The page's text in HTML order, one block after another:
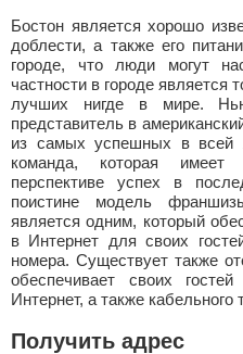
Бостон является хорошо
доблести, а также его
городе, что люди могут
частности в городе является
лучших нигде в мире.
представитель в
из самых успешных в всей
команда, которая
перспективе успех в
поистине модель
является одним, который
в Интернет для своих
номера. Существует также
обеспечивает своих
Интернет, а также кабельного
Получить адрес